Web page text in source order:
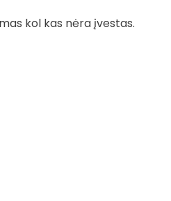
kol kas nėra įvestas.